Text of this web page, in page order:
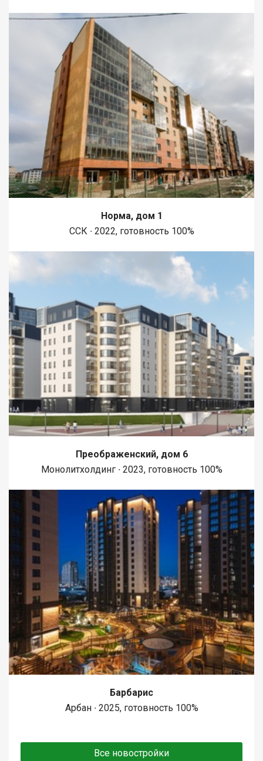
Норма, дом 1
ССК ∙ 2022, готовность 100%
Преображенский, дом 6
Монолитхолдинг ∙ 2023, готовность 100%
Барбарис
Арбан ∙ 2025, готовность 100%
Все новостройки